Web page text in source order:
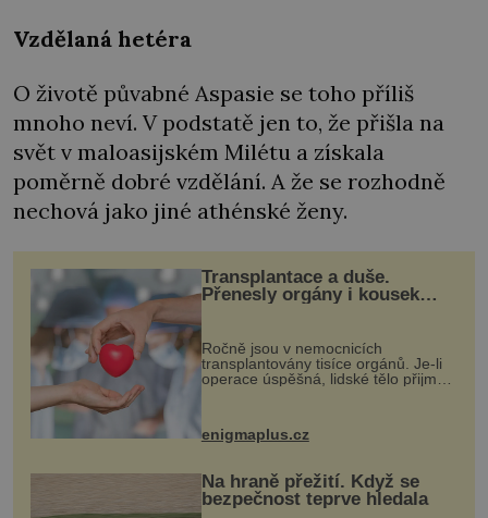
Vzdělaná hetéra
O životě půvabné Aspasie se toho příliš
mnoho neví. V podstatě jen to, že přišla na
svět v maloasijském Milétu a získala
poměrně dobré vzdělání. A že se rozhodně
nechová jako jiné athénské ženy.
Transplantace a duše.
Přenesly orgány i kousek
Ročně jsou v nemocnicích
transplantovány tisíce orgánů. Je-li
operace úspěšná, lidské tělo přijme
enigmaplus.cz
Na hraně přežití. Když se
bezpečnost teprve hledala